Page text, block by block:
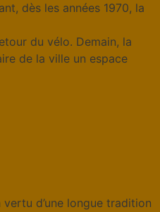
dès les années 1970, la
du vélo. Demain, la
de la ville un espace
d’une longue tradition